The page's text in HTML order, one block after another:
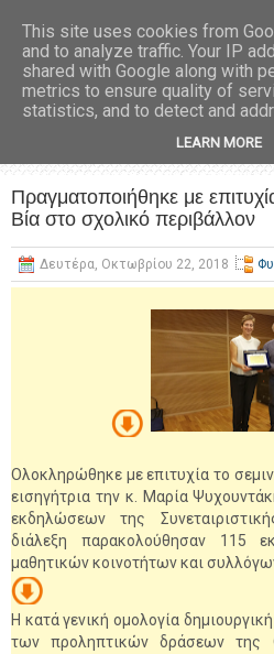
Πραγματοποιήθηκε με
Βία στο σχολικό περιβάλλον
Δευτέρα, Οκτωβρίου 22, 2018
Ολοκληρώθηκε με επιτυχία το
εισηγήτρια την κ. Μαρία
εκδηλώσεων της
διάλεξη παρακολούθησαν 115
μαθητικών κοινοτήτων και
Η κατά γενική ομολογία
των προληπτικών δράσεων της
This site uses cookies from
and to analyze traffic. Your IP
shared with Google along with
metrics to ensure quality of
statistics, and to detect and
LEARN MORE